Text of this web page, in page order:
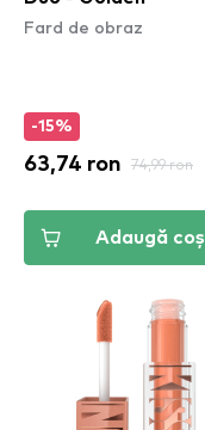
Fard de obraz
-15%
63,74 ron 74,99 ron
Adaugă coș